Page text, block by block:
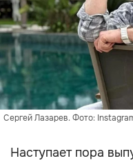
Сергей Лазарев. Фото:
Наступает пора